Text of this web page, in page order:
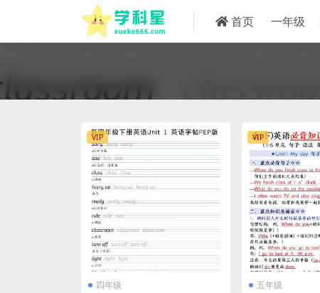
首页 一年级
VIP
四年级
VIP
五年级